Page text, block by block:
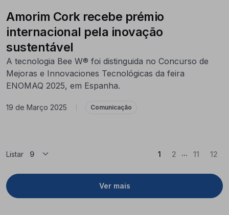
Amorim Cork recebe prémio
internacional pela inovação
sustentável
A tecnologia Bee W® foi distinguida no Concurso de
Mejoras e Innovaciones Tecnológicas da feira
ENOMAQ 2025, em Espanha.
19 de Março 2025 Comunicação
Listar
Ver mais
1 (Atual)
2 ... 11 12